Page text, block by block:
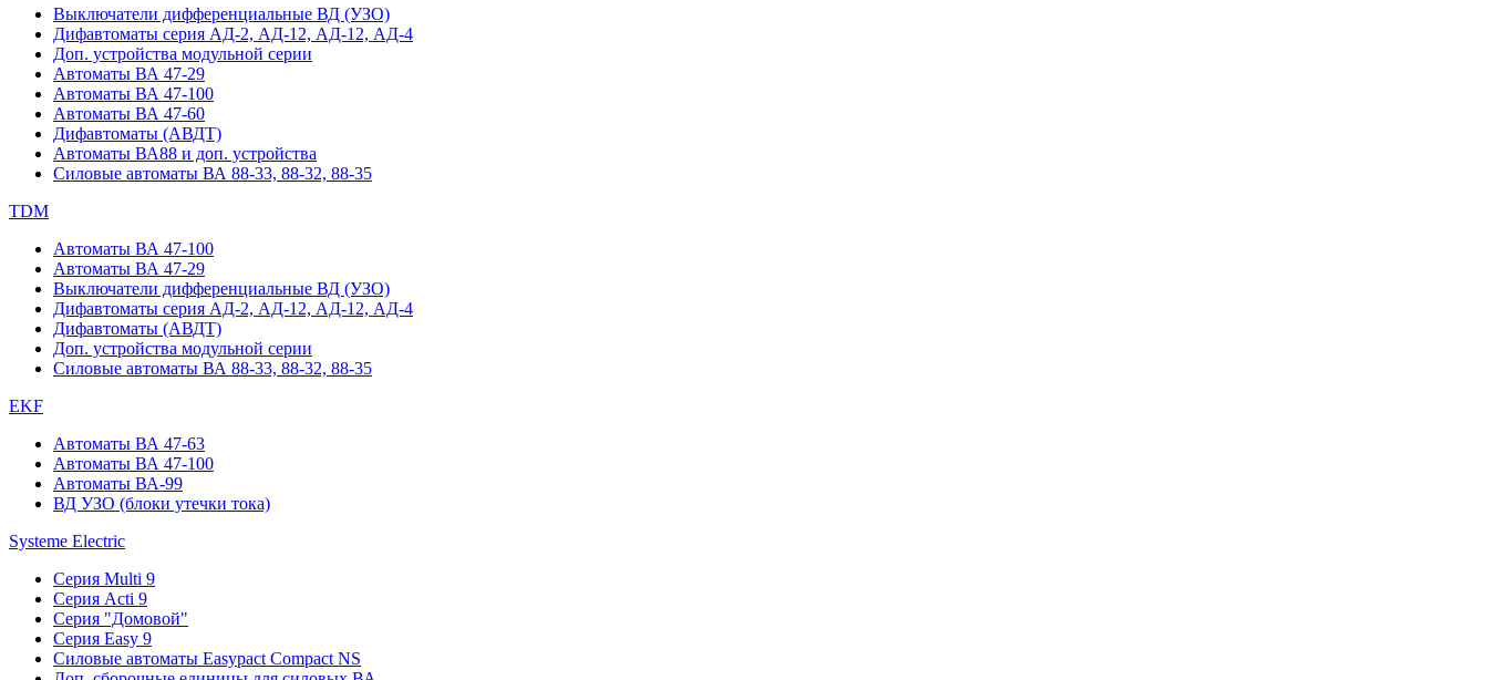
Выключатели дифференциальные ВД (УЗО)
Дифавтоматы серия АД-2, АД-12, АД-12, АД-4
Доп. устройства модульной серии
Автоматы ВА 47-29
Автоматы ВА 47-100
Автоматы ВА 47-60
Дифавтоматы (АВДТ)
Автоматы ВА88 и доп. устройства
Силовые автоматы ВА 88-33, 88-32, 88-35
TDM
Автоматы ВА 47-100
Автоматы ВА 47-29
Выключатели дифференциальные ВД (УЗО)
Дифавтоматы серия АД-2, АД-12, АД-12, АД-4
Дифавтоматы (АВДТ)
Доп. устройства модульной серии
Силовые автоматы ВА 88-33, 88-32, 88-35
EKF
Автоматы ВА 47-63
Автоматы ВА 47-100
Автоматы ВА-99
ВД УЗО (блоки утечки тока)
Systeme Electric
Серия Multi 9
Серия Acti 9
Серия "Домовой"
Серия Easy 9
Силовые автоматы Easypact Compact NS